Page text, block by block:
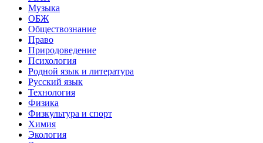
Музыка
ОБЖ
Обществознание
Право
Природоведение
Психология
Родной язык и литература
Русский язык
Технология
Физика
Физкультура и спорт
Химия
Экология